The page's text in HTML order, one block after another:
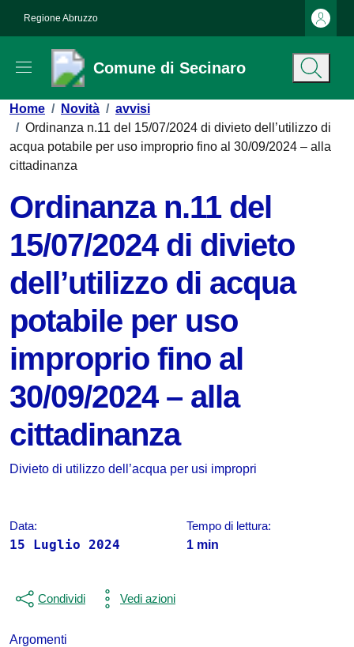
Regione Abruzzo
Comune di Secinaro
Contenuti in evidenza
Home / Novità / avvisi
/ Ordinanza n.11 del 15/07/2024 di divieto dell’utilizzo di
acqua potabile per uso improprio fino al 30/09/2024 – alla
cittadinanza
Ordinanza n.11 del
15/07/2024 di divieto
dell’utilizzo di acqua
potabile per uso
improprio fino al
30/09/2024 – alla
cittadinanza
Dettagli della notizia
Divieto di utilizzo dell’acqua per usi impropri
Data:
15 Luglio 2024
Tempo di lettura:
1 min
Condividi Vedi azioni
Argomenti